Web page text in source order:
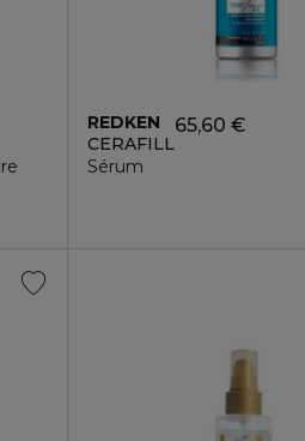
REDKEN
CERAFILL
Sérum
65,60 €